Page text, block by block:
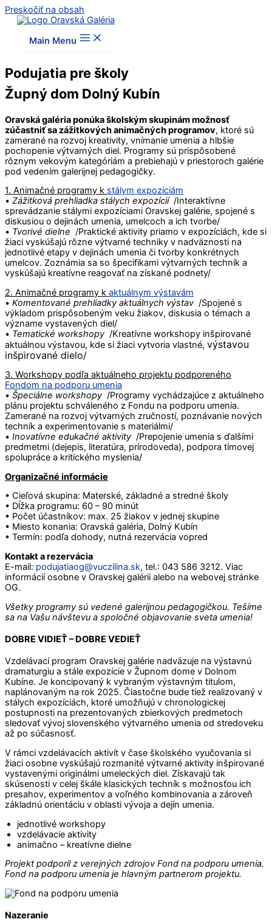
Preskočiť na obsah
Main Menu
Podujatia pre školy
Župný dom Dolný Kubín
Oravská galéria ponúka školským skupinám možnosť
zúčastniť sa zážitkových animačných programov, ktoré sú
zamerané na rozvoj kreativity, vnímanie umenia a hlbšie
pochopenie výtvarných diel. Programy sú prispôsobené
rôznym vekovým kategóriám a prebiehajú v priestoroch galérie
pod vedením galerijnej pedagogičky.
1. Animačné programy k stálym expozíciám
• Zážitková prehliadka stálych expozícií /Interaktívne
sprevádzanie stálymi expozíciami Oravskej galérie, spojené s
diskusiou o dejinách umenia, umelcoch a ich tvorbe/
• Tvorivé dielne /Praktické aktivity priamo v expozíciách, kde si
žiaci vyskúšajú rôzne výtvarné techniky v nadväznosti na
jednotlivé etapy v dejinách umenia či tvorby konkrétnych
umelcov. Zoznámia sa so špecifikami výtvarných techník a
vyskúšajú kreatívne reagovať na získané podnety/
2. Animačné programy k aktuálnym výstavám
• Komentované prehliadky aktuálnych výstav /Spojené s
výkladom prispôsobeným veku žiakov, diskusia o témach a
význame vystavených diel/
• Tematické workshopy /Kreatívne workshopy inšpirované
aktuálnou výstavou, kde si žiaci vytvoria vlastné, výstavou
inšpirované dielo/
3. Workshopy podľa aktuálneho projektu podporeného
Fondom na podporu umenia
• Špeciálne workshopy /Programy vychádzajúce z aktuálneho
plánu projektu schváleného z Fondu na podporu umenia.
Zamerané na rozvoj výtvarných zručností, poznávanie nových
techník a experimentovanie s materiálmi/
• Inovatívne edukačné aktivity /Prepojenie umenia s ďalšími
predmetmi (dejepis, literatúra, prírodoveda), podpora tímovej
spolupráce a kritického myslenia/
Organizačné informácie
• Cieľová skupina: Materské, základné a stredné školy
• Dĺžka programu: 60 – 90 minút
• Počet účastníkov: max. 25 žiakov v jednej skupine
• Miesto konania: Oravská galéria, Dolný Kubín
• Termín: podľa dohody, nutná rezervácia vopred
Kontakt a rezervácia
E-mail: podujatiaog@vuczilina.sk, tel.: 043 586 3212. Viac
informácií osobne v Oravskej galérii alebo na webovej stránke
OG.
Všetky programy sú vedené galerijnou pedagogičkou. Tešíme
sa na Vašu návštevu a spoločné objavovanie sveta umenia!
DOBRE VIDIEŤ – DOBRE VEDIEŤ
Vzdelávací program Oravskej galérie nadväzuje na výstavnú
dramaturgiu a stále expozície v Župnom dome v Dolnom
Kubíne. Je koncipovaný k vybraným výstavným titulom,
naplánovaným na rok 2025. Čiastočne bude tiež realizovaný v
stálych expozíciách, ktoré umožňujú v chronologickej
postupnosti na prezentovaných zbierkových predmetoch
sledovať vývoj slovenského výtvarného umenia od stredoveku
až po súčasnosť.
V rámci vzdelávacích aktivít v čase školského vyučovania si
žiaci osobne vyskúšajú rozmanité výtvarné aktivity inšpirované
vystavenými originálmi umeleckých diel. Získavajú tak
skúsenosti v celej škále klasických techník s možnosťou ich
presahov, experimentov a voľného kombinovania a zároveň
základnú orientáciu v oblasti vývoja a dejín umenia.
jednotlivé workshopy
vzdelávacie aktivity
animačno – kreatívne dielne
Projekt podporil z verejných zdrojov Fond na podporu umenia.
Fond na podporu umenia je hlavným partnerom projektu.
Nazeranie